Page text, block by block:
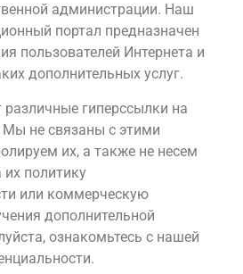
администрации. Наш
портал предназначен
пользователей Интернета и
дополнительных услуг.
гиперссылки на
Мы не связаны с этими
их, а также не несем
их политику
или коммерческую
дополнительной
ознакомьтесь с нашей